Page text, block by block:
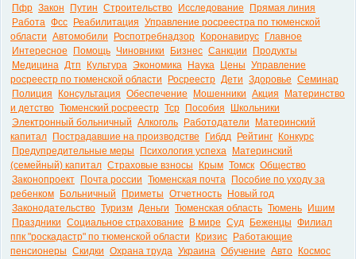
Пфр Закон Путин Строительство Исследование
Прямая линия
Работа Фсс Реабилитация Управление росреестра по тюменской
области Автомобили Роспотребнадзор Коронавирус
Главное
Интересное
Помощь Чиновники Бизнес Санкции
Продукты
Медицина Дтп Культура Экономика Наука Цены Управление
росреестр по тюменской области
Росреестр Дети Здоровье Семинар
Полиция
Консультация Обеспечение Мошенники Акция
Материнство
и детство Тюменский росреестр Тср Пособия
Школьники
Электронный больничный Алкоголь Работодатели
Материнский
капитал
Пострадавшие на производстве Гибдд Рейтинг
Конкурс
Предупредительные меры
Психология успеха
Материнский
(семейный) капитал Страховые взносы Крым Томск Общество
Законопроект
Почта россии Тюменская почта
Пособие по уходу за
ребенком
Больничный Приметы Отчетность
Новый год
Законодательство Туризм Деньги Тюменская область Тюмень
Ишим
Праздники Социальное страхование В мире Суд Беженцы Филиал
ппк "роскадастр" по тюменской области
Кризис
Работающие
пенсионеры Скидки Охрана труда Украина Обучение Авто
Космос